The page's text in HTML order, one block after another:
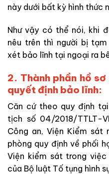
này dưới bất kỳ hình thức
Như vậy có thể nói, khi
nêu trên thì người bị
xét bảo lĩnh tại ngoại ra
2. Thành phần hồ
quyết định bảo lĩnh:
Căn cứ theo quy định
tịch số 04/2018/TTLT-
Công an, Viện Kiểm sát
phòng quy định về phối
Viện kiểm sát trong
của Bộ luật Tố tụng hình